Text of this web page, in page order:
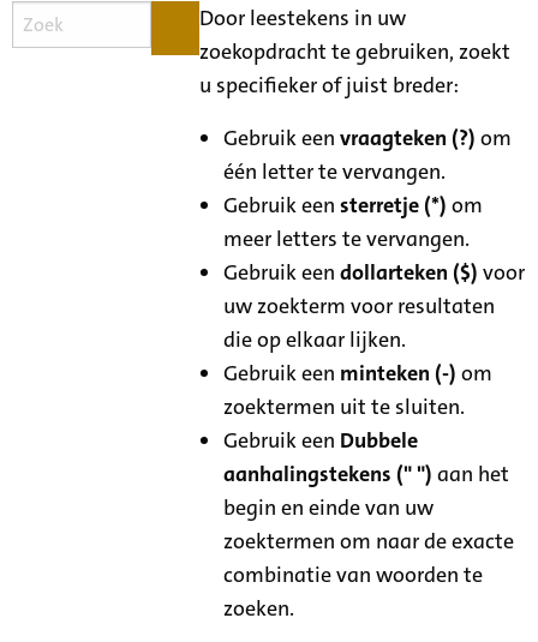
Door leestekens in uw
zoekopdracht te gebruiken, zoekt
u specifieker of juist breder:
Gebruik eenvraagteken (?) om
één letter te vervangen.
Gebruik eensterretje (*) om
meer letters te vervangen.
Gebruik eendollarteken ($) voor
uw zoekterm voor resultaten
die op elkaar lijken.
Gebruik een minteken (-) om
zoektermen uit te sluiten.
Gebruik een Dubbele
aanhalingstekens (" ") aan het
begin en einde van uw
zoektermen om naar de exacte
combinatie van woorden te
zoeken.